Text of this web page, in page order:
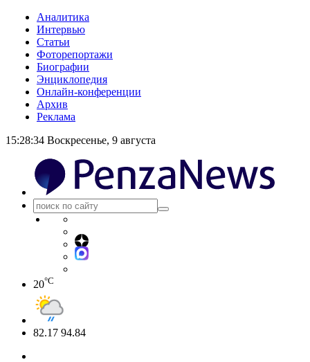
Аналитика
Интервью
Статьи
Фоторепортажи
Биографии
Энциклопедия
Онлайн-конференции
Архив
Реклама
15:28:35 Воскресенье, 9 августа
20°C
82.17 94.84